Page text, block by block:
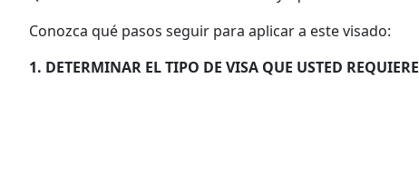
Conozca qué pasos seguir para aplicar a este visado:
1. DETERMINAR EL TIPO DE VISA QUE USTED REQUIERE